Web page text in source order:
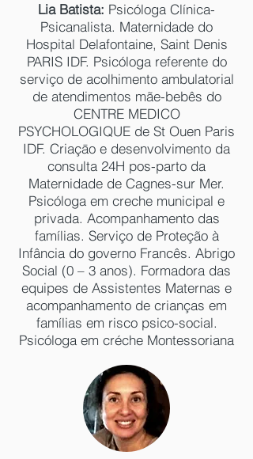
Lia Batista: Psicóloga Clínica-
Psicanalista. Maternidade do
Hospital Delafontaine, Saint Denis
PARIS IDF. Psicóloga referente do
serviço de acolhimento ambulatorial
de atendimentos mãe-bebês do
CENTRE MEDICO
PSYCHOLOGIQUE de St Ouen Paris
IDF. Criaçāo e desenvolvimento da
consulta 24H pos-parto da
Maternidade de Cagnes-sur Mer.
Psicóloga em creche municipal e
privada. Acompanhamento das
famílias. Serviço de Proteção à
Infância do governo Francês. Abrigo
Social (0 – 3 anos). Formadora das
equipes de Assistentes Maternas e
acompanhamento de crianças em
famílias em risco psico-social.
Psicóloga em créche Montessoriana